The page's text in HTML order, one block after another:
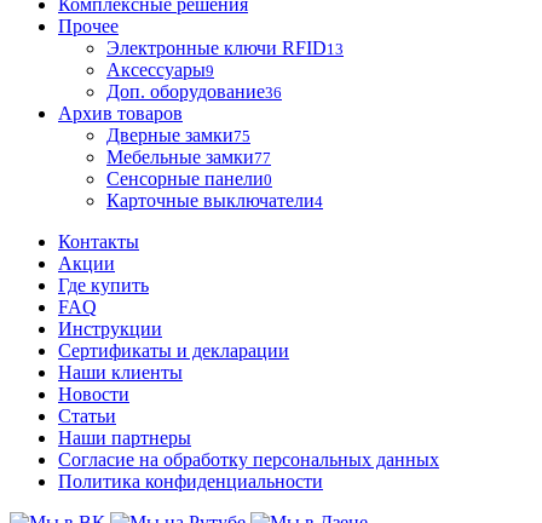
Комплексные решения
Прочее
Электронные ключи RFID13
Аксессуары9
Доп. оборудование36
Архив товаров
Дверные замки75
Мебельные замки77
Сенсорные панели0
Карточные выключатели4
Контакты
Акции
Где купить
FAQ
Инструкции
Сертификаты и декларации
Наши клиенты
Новости
Статьи
Наши партнеры
Согласие на обработку персональных данных
Политика конфиденциальности